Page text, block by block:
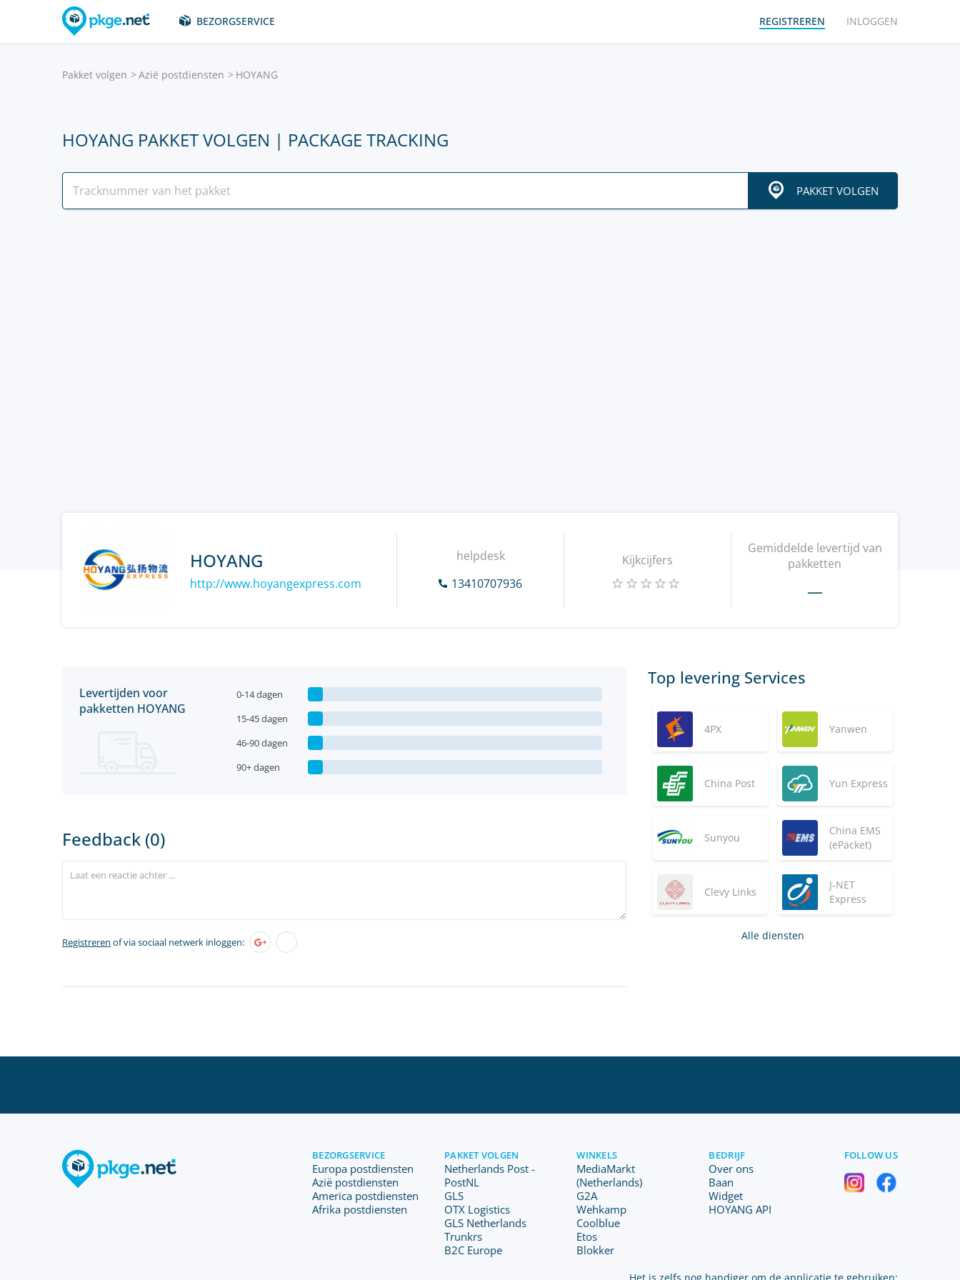
BEZORGSERVICE REGISTREREN INLOGGEN
Pakket volgen Azië postdiensten HOYANG
HOYANG PAKKET VOLGEN | PACKAGE TRACKING
PAKKET VOLGEN
HOYANG
http://www.hoyangexpress.com
helpdesk
13410707936
Kijkcijfers
Gemiddelde levertijd van
pakketten
—
Levertijden voor
pakketten HOYANG
0-14 dagen
15-45 dagen
46-90 dagen
90+ dagen
Feedback (0)
Registreren of via sociaal netwerk inloggen:
Top levering Services
4PX Yanwen
China Post Yun Express
Sunyou
China EMS
(ePacket)
Clevy Links
J-NET
Express
Alle diensten
BEZORGSERVICE
Europa postdiensten
Azië postdiensten
America postdiensten
Afrika postdiensten
PAKKET VOLGEN
Netherlands Post -
PostNL
GLS
OTX Logistics
GLS Netherlands
Trunkrs
B2C Europe
WINKELS
MediaMarkt
(Netherlands)
G2A
Wehkamp
Coolblue
Etos
Blokker
BEDRIJF
Over ons
Baan
Widget
HOYANG API
FOLLOW US